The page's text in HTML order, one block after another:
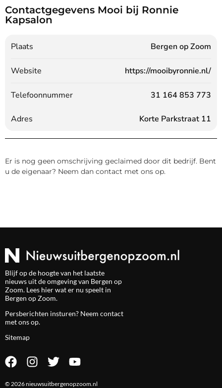
Contactgegevens Mooi bij Ronnie
Kapsalon
Plaats Bergen op Zoom
Website https://mooibyronnie.nl/
Telefoonnummer 31 164 853 773
Adres Korte Parkstraat 11
Er is nog geen omschrijving geclaimed door dit bedrijf. Bent
u de eigenaar? Neem dan contact met ons op.
Blijf op de hoogte van het laatste
nieuws uit de omgeving van Bergen op
Zoom. Lees hier wat er nu speelt in
Bergen op Zoom.
Persberichten insturen? Neem contact
met ons op.
Sitemap
© 2026 nieuwsuitbergenopzoom.nl